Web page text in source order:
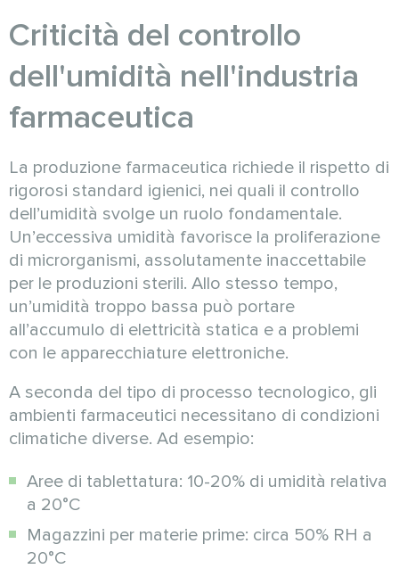
Criticità del controllo
dell'umidità nell'industria
farmaceutica
La produzione farmaceutica richiede il rispetto di
rigorosi standard igienici, nei quali il controllo
dell’umidità svolge un ruolo fondamentale.
Un’eccessiva umidità favorisce la proliferazione
di microrganismi, assolutamente inaccettabile
per le produzioni sterili. Allo stesso tempo,
un’umidità troppo bassa può portare
all’accumulo di elettricità statica e a problemi
con le apparecchiature elettroniche.
A seconda del tipo di processo tecnologico, gli
ambienti farmaceutici necessitano di condizioni
climatiche diverse. Ad esempio:
Aree di tablettatura: 10-20% di umidità relativa
a 20°C
Magazzini per materie prime: circa 50% RH a
20°C